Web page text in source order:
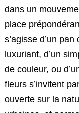
dans un
place
s’agisse d’un
luxuriant, d’un
de couleur, ou
fleurs s’invitent
ouverte sur la